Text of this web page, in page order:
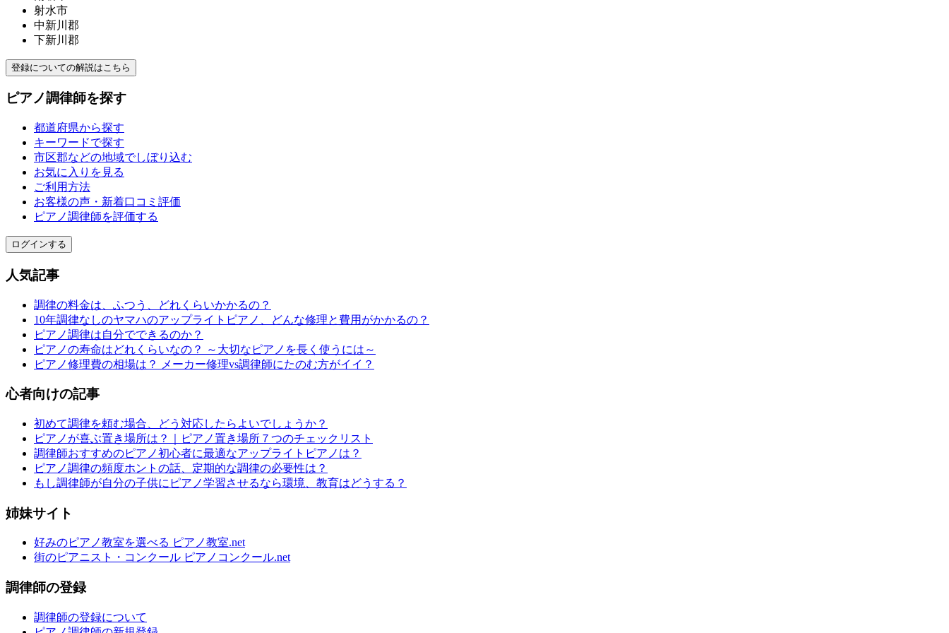
射水市
中新川郡
下新川郡
登録についての解説はこちら
ピアノ調律師を探す
都道府県から探す
キーワードで探す
市区郡などの地域でしぼり込む
お気に入りを見る
ご利用方法
お客様の声・新着口コミ評価
ピアノ調律師を評価する
ログインする
人気記事
調律の料金は、ふつう、どれくらいかかるの？
10年調律なしのヤマハのアップライトピアノ、どんな修理と費用がかかるの？
ピアノ調律は自分でできるのか？
ピアノの寿命はどれくらいなの？ ～大切なピアノを長く使うには～
ピアノ修理費の相場は？ メーカー修理vs調律師にたのむ方がイイ？
心者向けの記事
初めて調律を頼む場合、どう対応したらよいでしょうか？
ピアノが喜ぶ置き場所は？｜ピアノ置き場所７つのチェックリスト
調律師おすすめのピアノ初心者に最適なアップライトピアノは？
ピアノ調律の頻度ホントの話、定期的な調律の必要性は？
もし調律師が自分の子供にピアノ学習させるなら環境、教育はどうする？
姉妹サイト
好みのピアノ教室を選べる ピアノ教室.net
街のピアニスト・コンクール ピアノコンクール.net
調律師の登録
調律師の登録について